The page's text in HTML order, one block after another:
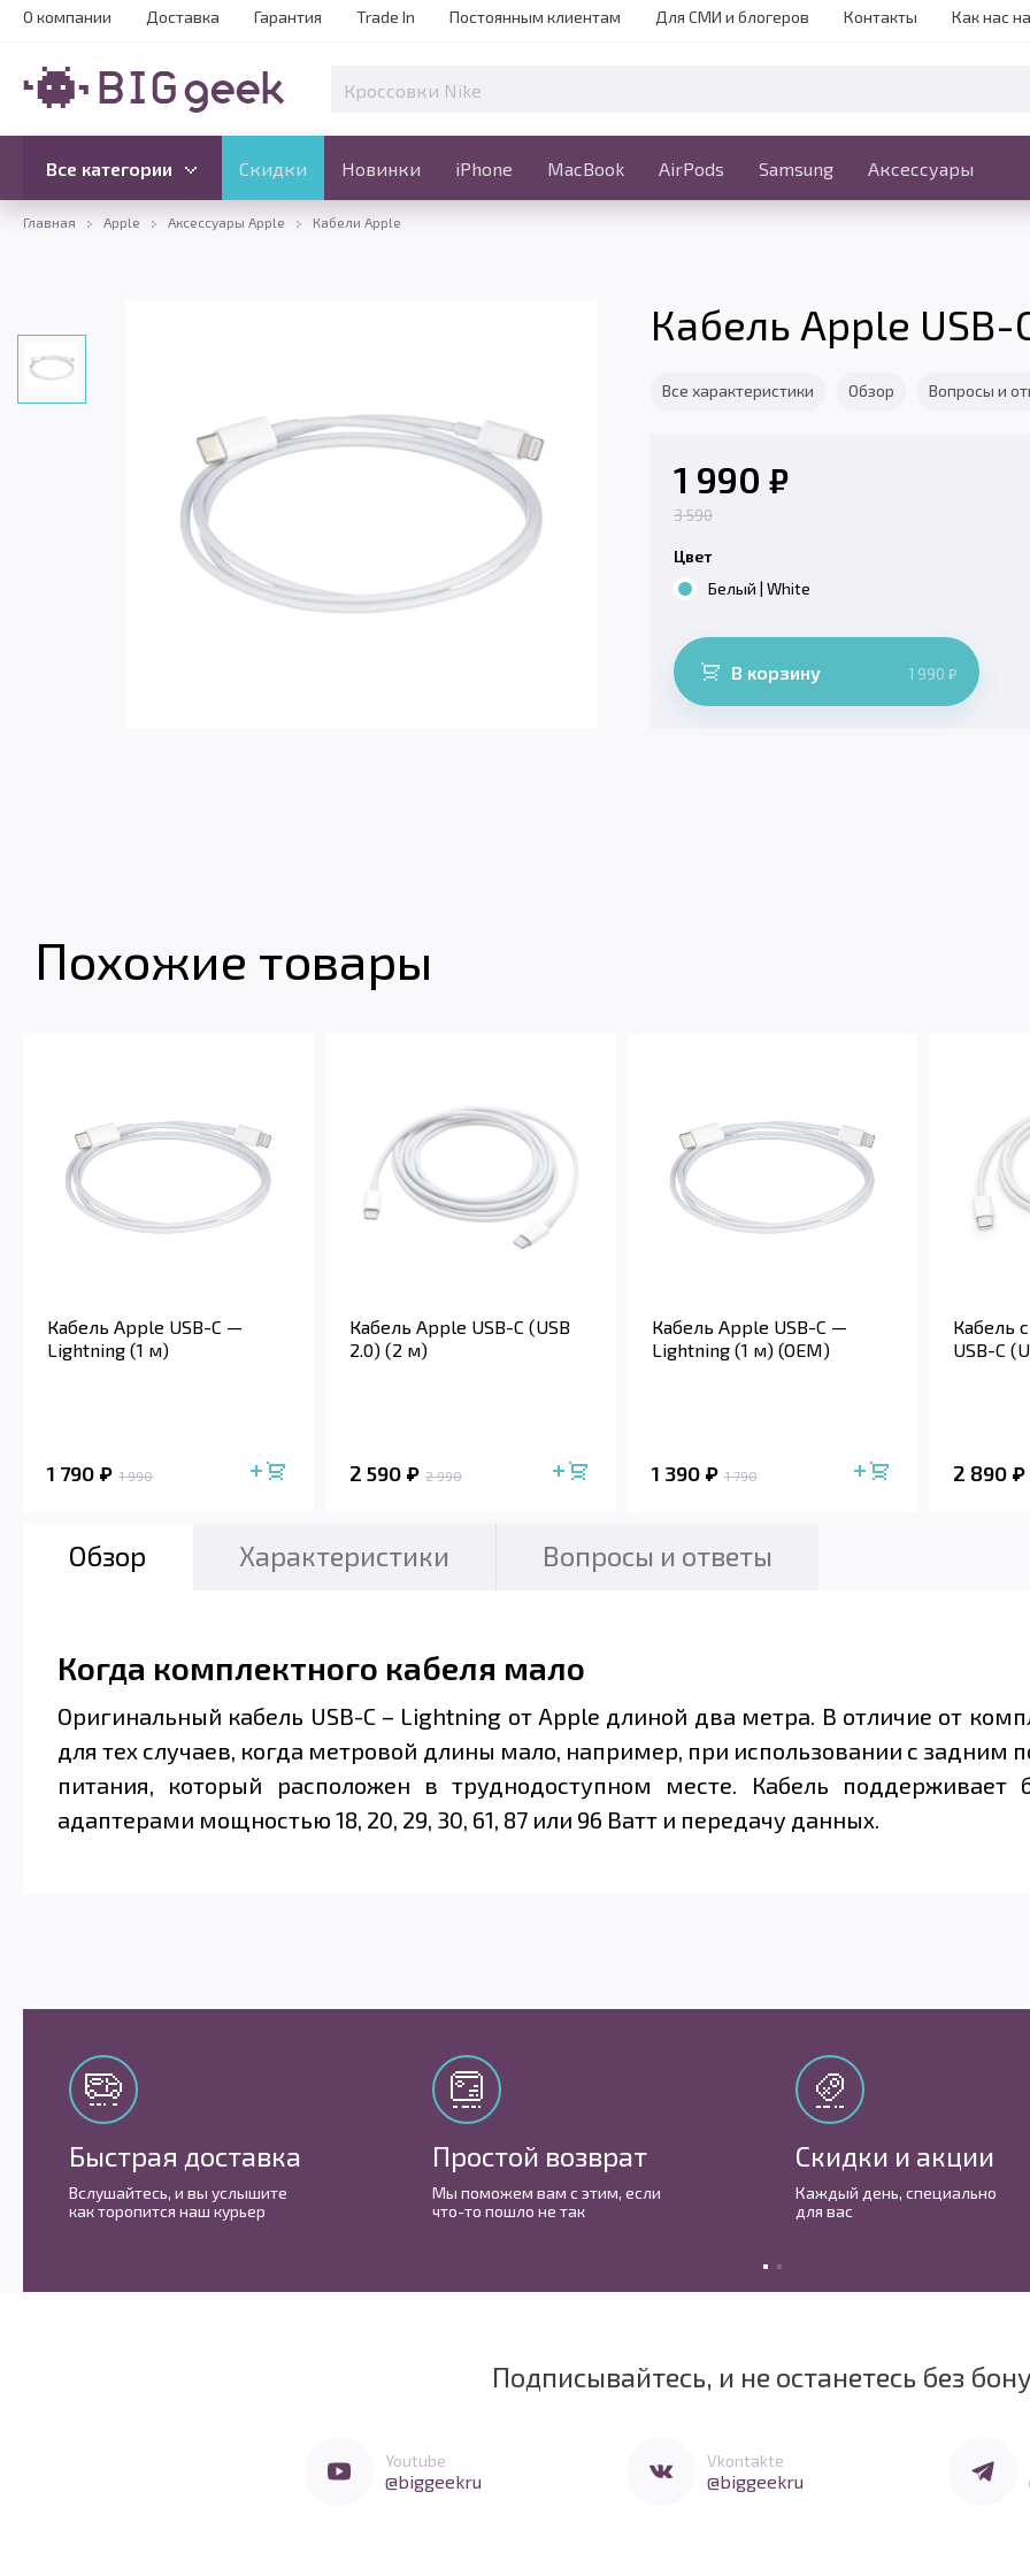
О компании Доставка Гарантия Trade In Постоянным клиентам Для СМИ и блогеров Контакты Как нас
Все категории Скидки Новинки iPhone MacBook AirPods Samsung Аксессуары
Скидки Новинки iPhone MacBook
Все категории Ещё
Главная Apple Аксессуары Apple Кабели Apple
Кабель Apple
Все характеристики Обзор Вопросы и
1 990 ₽
3 590
Цвет
Белый | White
В корзину 1 990 ₽
Похожие товары
Кабель Apple USB-C —
Lightning (1 м)
1 790 1 990
Кабель Apple USB-C (USB
2.0) (2 м)
2 590 2 990
Кабель Apple USB-C —
Lightning (1 м) (OEM)
1 390 1 790
Кабель
USB-C
2 890
Обзор Характеристики Вопросы и ответы
Когда комплектного кабеля мало
Оригинальный кабель USB-C – Lightning от Apple длиной два метра. В отличие от
для тех случаев, когда метровой длины мало, например, при использовании с задним
питания, который расположен в труднодоступном месте. Кабель поддерживает
адаптерами мощностью 18, 20, 29, 30, 61, 87 или 96 Ватт и передачу данных.
Быстрая доставка
Вслушайтесь, и вы услышите
как торопится наш курьер
Простой возврат
Мы поможем вам с этим, если
что-то пошло не так
Скидки и акции
Каждый день, cпециально
для вас
Подписывайтесь, и не останетесь без
Youtube
@biggeekru
Vkontakte
@biggeekru